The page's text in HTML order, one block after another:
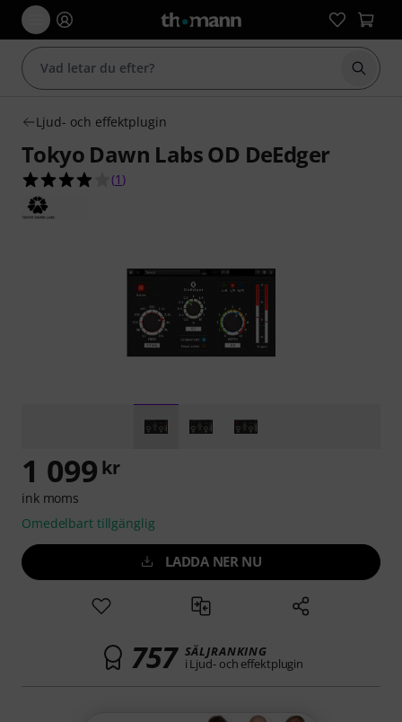
Börja
Ljud- och effektplugin
Tokyo Dawn Labs OD DeEdger
4.0 av 5 stjärnor från 1 kundbetyg
(1 )
1 099 kr
ink moms
Omedelbart tillgänglig
LADDA NER NU
757 SÄLJRANKING
i Ljud- och effektplugin